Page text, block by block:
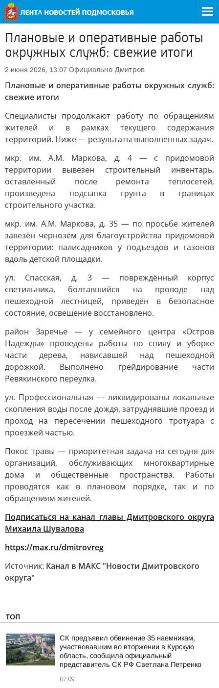
Плановые и оперативные работы
окружных служб: свежие итоги
2 июня 2026, 13:07 Официально Дмитров
Плановые и оперативные работы окружных служб:
свежие итоги
Специалисты продолжают работу по обращениям
жителей и в рамках текущего содержания
территорий. Ниже — результаты выполненных задач.
мкр. им. А.М. Маркова, д. 4 — с придомовой
территории вывезен строительный инвентарь,
оставленный после ремонта теплосетей,
произведена подсыпка грунта в границах
строительного участка.
мкр. им. А.М. Маркова, д. 35 — по просьбе жителей
завезён чернозём для благоустройства придомовой
территории: палисадников у подъездов и газонов
вдоль детской площадки.
ул. Спасская, д. 3 — повреждённый корпус
светильника, болтавшийся на проводе над
пешеходной лестницей, приведён в безопасное
состояние, освещение восстановлено.
район Заречье — у семейного центра «Остров
Надежды» проведены работы по спилу и уборке
части дерева, нависавшей над пешеходной
дорожкой. Выполнено грейдирование части
Ревякинского переулка.
ул. Профессиональная — ликвидированы локальные
скопления воды после дождя, затруднявшие проезд и
проход на пересечении пешеходного тротуара с
проезжей частью.
Покос травы — приоритетная задача на сегодня для
организаций, обслуживающих многоквартирные
дома и общественные пространства. Работы
проводятся как в плановом порядке, так и по
обращениям жителей.
Подписаться на канал главы Дмитровского округа
Михаила Шувалова
https://max.ru/dmitrovreg
Источник: Канал в МАКС "Новости Дмитровского
округа"
ТОП
СК предъявил обвинение 35 наемникам,
участвовавшим во вторжении в Курскую
область, сообщила официальный
представитель СК РФ Светлана Петренко
07:09